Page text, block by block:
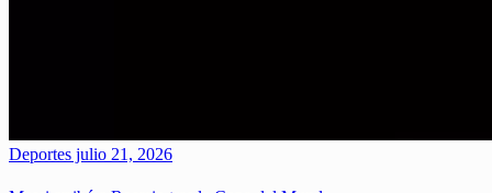
Deportes julio 21, 2026